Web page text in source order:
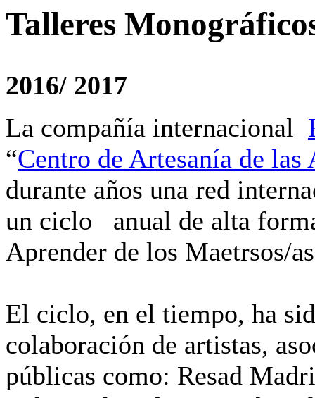
Talleres
2016/ 2017
La compañía internacional
“Centro de Artesanía de las
durante años una red
un ciclo anual de alta
Aprender de los Maetrsos/
El ciclo, en el tiempo, ha
colaboración de artistas,
públicas como: Resad